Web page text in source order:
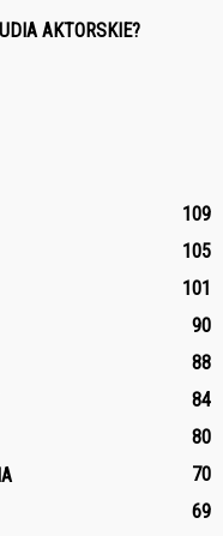
AKTORSKIE?
109
105
101
90
88
84
80
70
69